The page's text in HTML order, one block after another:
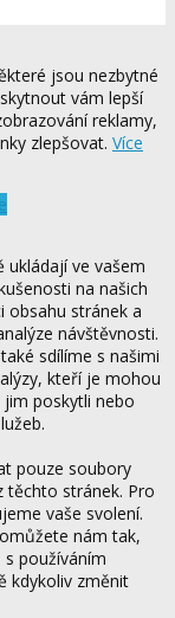
jsou nezbytné
vám lepší
reklamy,
zlepšovat. Více
ukládají ve vašem
na našich
obsahu stránek a
návštěvnosti.
sdílíme s našimi
kteří je mohou
poskytli nebo
pouze soubory
těchto stránek. Pro
vaše svolení.
nám tak,
s používáním
kdykoliv změnit